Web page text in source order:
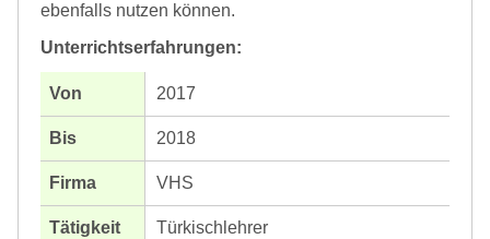
ebenfalls nutzen können.
Unterrichtserfahrungen:
2017
2018
VHS
Türkischlehrer